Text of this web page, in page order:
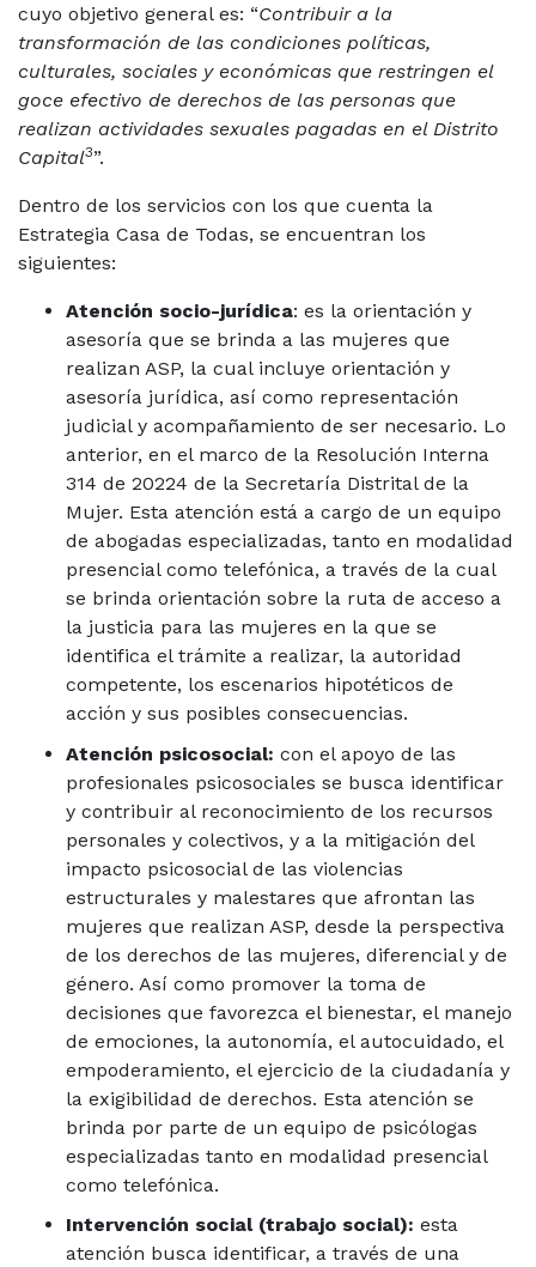
cuyo objetivo general es: “Contribuir a la
transformación de las condiciones políticas,
culturales, sociales y económicas que restringen el
goce efectivo de derechos de las personas que
realizan actividades sexuales pagadas en el Distrito
Capital3”.
Dentro de los servicios con los que cuenta la
Estrategia Casa de Todas, se encuentran los
siguientes:
Atención socio-jurídica: es la orientación y
asesoría que se brinda a las mujeres que
realizan ASP, la cual incluye orientación y
asesoría jurídica, así como representación
judicial y acompañamiento de ser necesario. Lo
anterior, en el marco de la Resolución Interna
314 de 20224 de la Secretaría Distrital de la
Mujer. Esta atención está a cargo de un equipo
de abogadas especializadas, tanto en modalidad
presencial como telefónica, a través de la cual
se brinda orientación sobre la ruta de acceso a
la justicia para las mujeres en la que se
identifica el trámite a realizar, la autoridad
competente, los escenarios hipotéticos de
acción y sus posibles consecuencias.
Atención psicosocial: con el apoyo de las
profesionales psicosociales se busca identificar
y contribuir al reconocimiento de los recursos
personales y colectivos, y a la mitigación del
impacto psicosocial de las violencias
estructurales y malestares que afrontan las
mujeres que realizan ASP, desde la perspectiva
de los derechos de las mujeres, diferencial y de
género. Así como promover la toma de
decisiones que favorezca el bienestar, el manejo
de emociones, la autonomía, el autocuidado, el
empoderamiento, el ejercicio de la ciudadanía y
la exigibilidad de derechos. Esta atención se
brinda por parte de un equipo de psicólogas
especializadas tanto en modalidad presencial
como telefónica.
Intervención social (trabajo social): esta
atención busca identificar, a través de una